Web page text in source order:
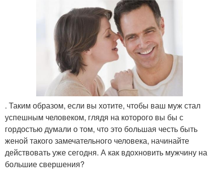
. Таким образом, если вы хотите, чтобы ваш муж стал
успешным человеком, глядя на которого вы бы с
гордостью думали о том, что это большая честь быть
женой такого замечательного человека, начинайте
действовать уже сегодня. А как вдохновить мужчину на
большие свершения?